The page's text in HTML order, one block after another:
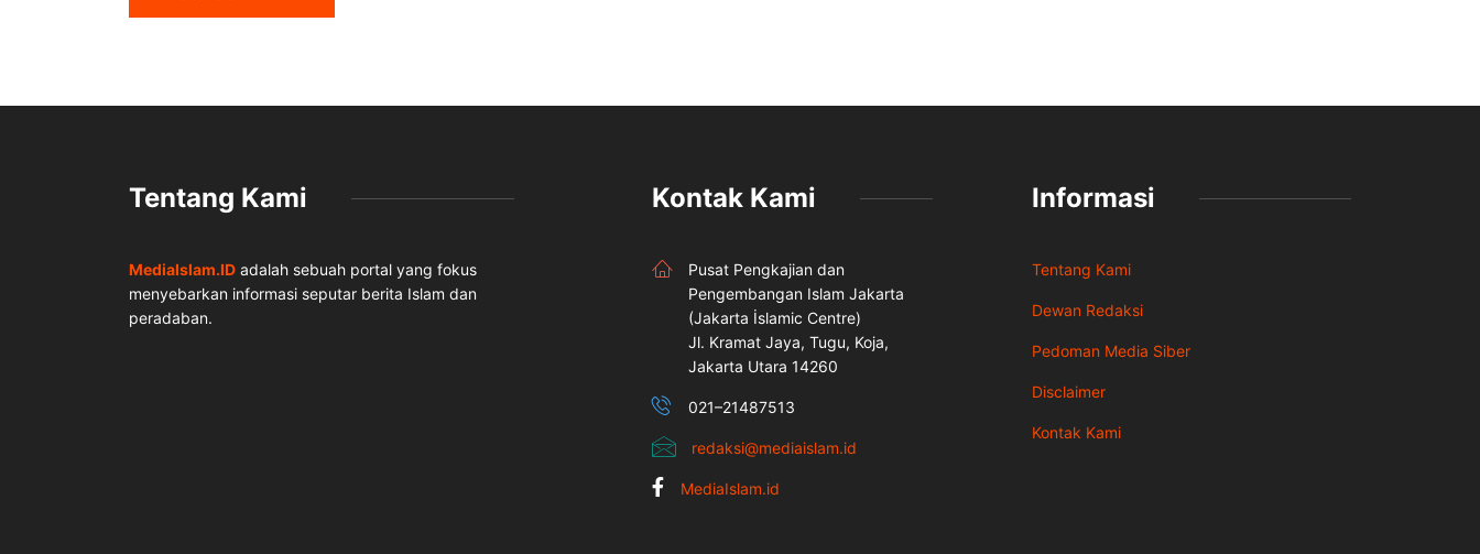
Tentang Kami
MediaIslam.ID adalah sebuah portal yang fokus
menyebarkan informasi seputar berita Islam dan
peradaban.
Kontak Kami
Pusat Pengkajian dan
Pengembangan Islam Jakarta
(Jakarta İslamic Centre)
Jl. Kramat Jaya, Tugu, Koja,
Jakarta Utara 14260
021–21487513
redaksi@mediaislam.id
MediaIslam.id
Informasi
Tentang Kami
Dewan Redaksi
Pedoman Media Siber
Disclaimer
Kontak Kami